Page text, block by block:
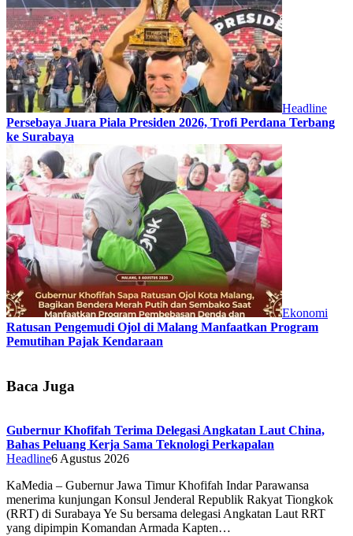
Headline
Persebaya Juara Piala Presiden 2026, Trofi Perdana Terbang
ke Surabaya
Ekonomi
Ratusan Pengemudi Ojol di Malang Manfaatkan Program
Pemutihan Pajak Kendaraan
Baca Juga
Gubernur Khofifah Terima Delegasi Angkatan Laut China,
Bahas Peluang Kerja Sama Teknologi Perkapalan
Headline6 Agustus 2026
KaMedia – Gubernur Jawa Timur Khofifah Indar Parawansa
menerima kunjungan Konsul Jenderal Republik Rakyat Tiongkok
(RRT) di Surabaya Ye Su bersama delegasi Angkatan Laut RRT
yang dipimpin Komandan Armada Kapten…